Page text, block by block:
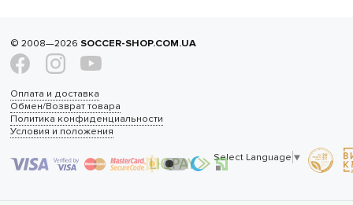
© 2008—2026 SOCCER-SHOP.COM.UA
Оплата и доставка
Обмен/Возврат товара
Политика конфиденциальности
Условия и положения
Select Language ▼